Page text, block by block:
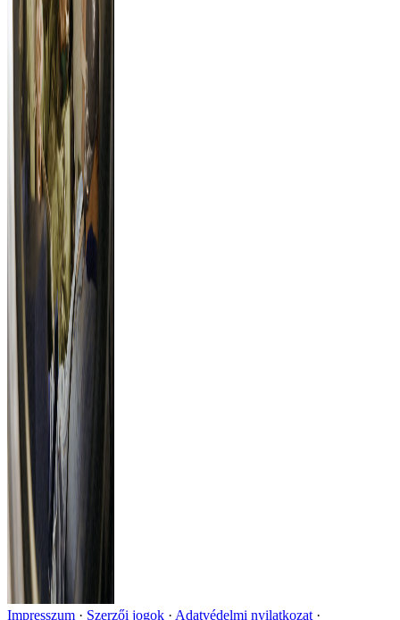
Impresszum Szerzői jogok Adatvédelmi nyilatkozat